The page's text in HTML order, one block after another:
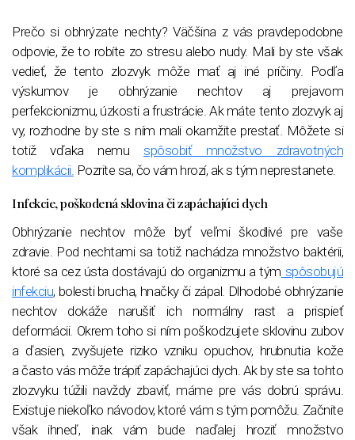
Prečo si obhrýzate nechty? Väčšina z vás pravdepodobne
odpovie, že to robíte zo stresu alebo nudy. Mali by ste však
vedieť, že tento zlozvyk môže mať aj iné príčiny. Podľa
výskumov je obhrýzanie nechtov aj prejavom
perfekcionizmu, úzkosti a frustrácie. Ak máte tento zlozvyk aj
vy, rozhodne by ste s ním mali okamžite prestať. Môžete si
totiž vďaka nemuspôsobiť množstvo zdravotných
komplikácii. Pozrite sa, čo vám hrozí, ak s tým neprestanete.
Infekcie, poškodená sklovina či zapáchajúci dych
Obhrýzanie nechtov môže byť veľmi škodlivé pre vaše
zdravie. Pod nechtami sa totiž nachádza množstvo baktérii,
ktoré sa cez ústa dostávajú do organizmu a tým spôsobujú
infekciu, bolesti brucha, hnačky či zápal. Dlhodobé obhrýzanie
nechtov dokáže narušiť ich normálny rast a prispieť
deformácii. Okrem toho si ním poškodzujete sklovinu zubov
a ďasien, zvyšujete riziko vzniku opuchov, hrubnutia kože
a často vás môže trápiť zapáchajúci dych. Ak by ste sa tohto
zlozvyku túžili navždy zbaviť, máme pre vás dobrú správu.
Existuje niekoľko návodov, ktoré vám s tým pomôžu. Začnite
však ihneď, inak vám bude naďalej hroziť množstvo